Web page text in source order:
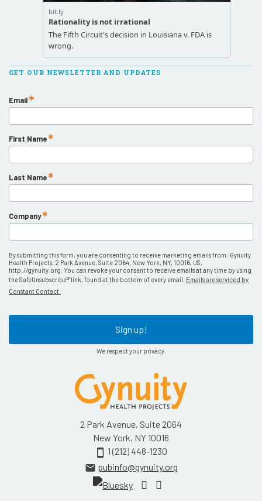
GET OUR NEWSLETTER AND UPDATES
Email
First Name
Last Name
Company
By submitting this form, you are consenting to receive marketing emails from: Gynuity
Health Projects, 2 Park Avenue, Suite 2064, New York, NY, 10016, US,
http://gynuity.org. You can revoke your consent to receive emails at any time by using
the SafeUnsubscribe® link, found at the bottom of every email. Emails are serviced by
Constant Contact.
Sign up!
We respect your privacy.
2 Park Avenue, Suite 2064
New York, NY 10016
smartphone 1 (212) 448-1230
email pubinfo@gynuity.org